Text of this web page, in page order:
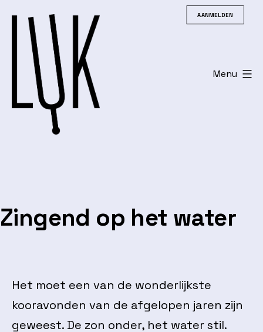
inhoud
Menu
Zingend op het water
Het moet een van de wonderlijkste
kooravonden van de afgelopen jaren zijn
geweest. De zon onder, het water stil.
AANMELDEN